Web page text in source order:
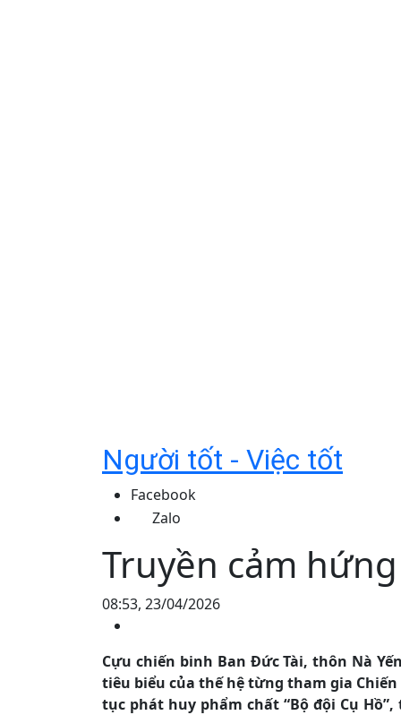
Người tốt - Việc tốt
Facebook
Zalo
Truyền cảm
08:53, 23/04/2026
Cựu chiến binh Ban Đức Tài, thôn Nà
tiêu biểu của thế hệ từng tham gia
tục phát huy phẩm chất “Bộ đội Cụ